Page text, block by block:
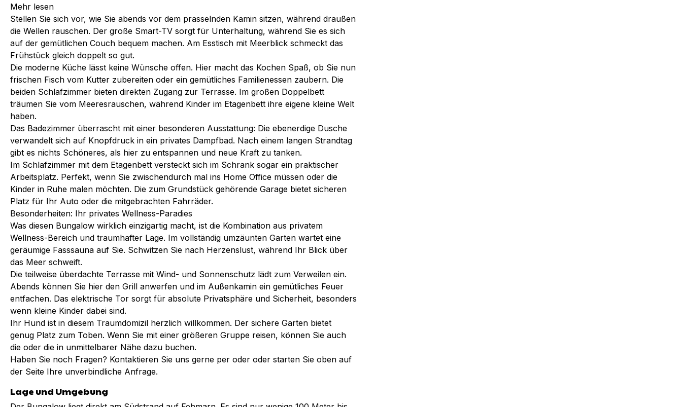
Mehr lesen
Stellen Sie sich vor, wie Sie abends vor dem prasselnden Kamin sitzen, während draußen
die Wellen rauschen. Der große Smart-TV sorgt für Unterhaltung, während Sie es sich
auf der gemütlichen Couch bequem machen. Am Esstisch mit Meerblick schmeckt das
Frühstück gleich doppelt so gut.
Die moderne Küche lässt keine Wünsche offen. Hier macht das Kochen Spaß, ob Sie nun
frischen Fisch vom Kutter zubereiten oder ein gemütliches Familienessen zaubern. Die
beiden Schlafzimmer bieten direkten Zugang zur Terrasse. Im großen Doppelbett
träumen Sie vom Meeresrauschen, während Kinder im Etagenbett ihre eigene kleine Welt
haben.
Das Badezimmer überrascht mit einer besonderen Ausstattung: Die ebenerdige Dusche
verwandelt sich auf Knopfdruck in ein privates Dampfbad. Nach einem langen Strandtag
gibt es nichts Schöneres, als hier zu entspannen und neue Kraft zu tanken.
Im Schlafzimmer mit dem Etagenbett versteckt sich im Schrank sogar ein praktischer
Arbeitsplatz. Perfekt, wenn Sie zwischendurch mal ins Home Office müssen oder die
Kinder in Ruhe malen möchten. Die zum Grundstück gehörende Garage bietet sicheren
Platz für Ihr Auto oder die mitgebrachten Fahrräder.
Besonderheiten: Ihr privates Wellness-Paradies
Was diesen Bungalow wirklich einzigartig macht, ist die Kombination aus privatem
Wellness-Bereich und traumhafter Lage. Im vollständig umzäunten Garten wartet eine
geräumige Fasssauna auf Sie. Schwitzen Sie nach Herzenslust, während Ihr Blick über
das Meer schweift.
Die teilweise überdachte Terrasse mit Wind- und Sonnenschutz lädt zum Verweilen ein.
Abends können Sie hier den Grill anwerfen und im Außenkamin ein gemütliches Feuer
entfachen. Das elektrische Tor sorgt für absolute Privatsphäre und Sicherheit, besonders
wenn kleine Kinder dabei sind.
Ihr Hund ist in diesem Traumdomizil herzlich willkommen. Der sichere Garten bietet
genug Platz zum Toben. Wenn Sie mit einer größeren Gruppe reisen, können Sie auch
die oder die in unmittelbarer Nähe dazu buchen.
Haben Sie noch Fragen? Kontaktieren Sie uns gerne per oder oder starten Sie oben auf
der Seite Ihre unverbindliche Anfrage.
Lage und Umgebung